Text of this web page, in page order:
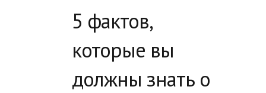
Ягоды
Прочее
5 фактов,
которые вы
должны знать о